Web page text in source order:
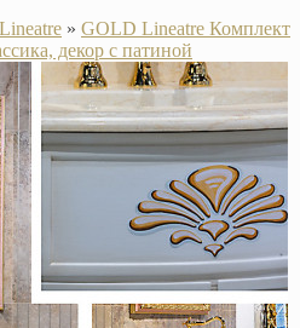
Lineatre » GOLD Lineatre Комплект
декор с патиной